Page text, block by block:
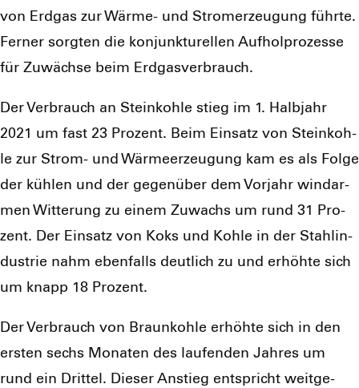
von Erd­gas zur Wär­me- und Strom­erzeu­gung führ­te.
Fer­ner sorg­ten die kon­junk­tu­rel­len Auf­hol­pro­zes­se
für Zuwäch­se beim Erd­gas­ver­brauch.
Der Ver­brauch an Stein­koh­le stieg im 1. Halb­jahr
2021 um fast 23 Pro­zent. Beim Ein­satz von Stein­koh­
le zur Strom- und Wär­me­er­zeu­gung kam es als Fol­ge
der küh­len und der gegen­über dem Vor­jahr wind­ar­
men Wit­te­rung zu einem Zuwachs um rund 31 Pro­
zent. Der Ein­satz von Koks und Koh­le in der Stahl­in­
dus­trie nahm eben­falls deut­lich zu und erhöh­te sich
um knapp 18 Pro­zent.
Der Ver­brauch von Braun­koh­le erhöh­te sich in den
ers­ten sechs Mona­ten des lau­fen­den Jah­res um
rund ein Drit­tel. Die­ser Anstieg ent­spricht weit­ge­